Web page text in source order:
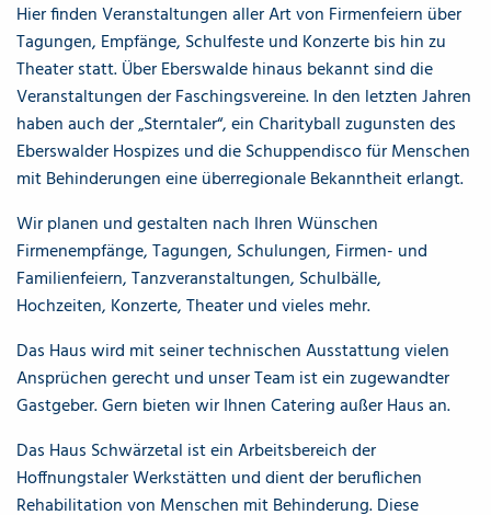
Hier finden Veranstaltungen aller Art von Firmenfeiern über
Tagungen, Empfänge, Schulfeste und Konzerte bis hin zu
Theater statt. Über Eberswalde hinaus bekannt sind die
Veranstaltungen der Faschingsvereine. In den letzten Jahren
haben auch der „Sterntaler“, ein Charityball zugunsten des
Eberswalder Hospizes und die Schuppendisco für Menschen
mit Behinderungen eine überregionale Bekanntheit erlangt.
Wir planen und gestalten nach Ihren Wünschen
Firmenempfänge, Tagungen, Schulungen, Firmen- und
Familienfeiern, Tanzveranstaltungen, Schulbälle,
Hochzeiten, Konzerte, Theater und vieles mehr.
Das Haus wird mit seiner technischen Ausstattung vielen
Ansprüchen gerecht und unser Team ist ein zugewandter
Gastgeber. Gern bieten wir Ihnen Catering außer Haus an.
Das Haus Schwärzetal ist ein Arbeitsbereich der
Hoffnungstaler Werkstätten und dient der beruflichen
Rehabilitation von Menschen mit Behinderung. Diese